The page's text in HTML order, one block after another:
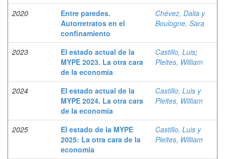
2020
Entre paredes.
Autorretratos en el
confinamiento
Chévez, Dalia y
Boulogne, Sara
2023
El estado actual de la
MYPE 2023. La otra cara
de la economía
Castillo, Luis;
Pleites, William
2024
El estado actual de la
MYPE 2024. La otra cara
de la economía
Castillo, Luis y
Pleites, William
2025
El estado de la MYPE
2025: La otra cara de la
economía
Castillo, Luis y
Pleites, William